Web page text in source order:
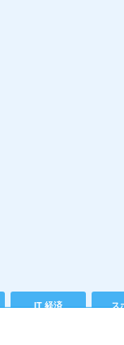
IT 経済 ス